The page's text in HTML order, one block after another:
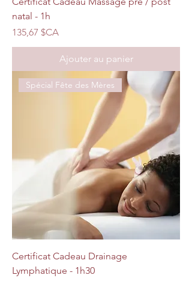
natal - 1h
Prix
135,67 $CA
Ajouter au panier
Spécial Fête des Mères
Certificat Cadeau Drainage
Lymphatique - 1h30